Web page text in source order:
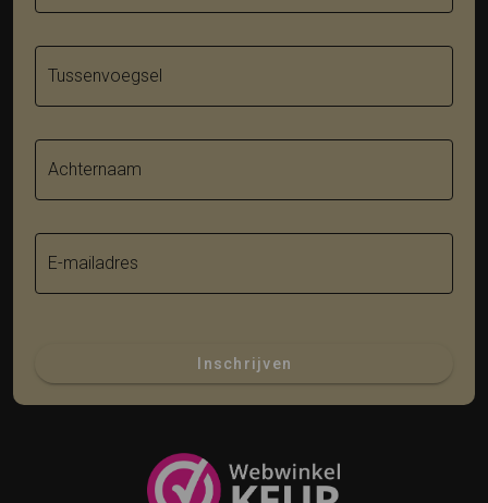
Tussenvoegsel
Achternaam
E-mailadres
Inschrijven